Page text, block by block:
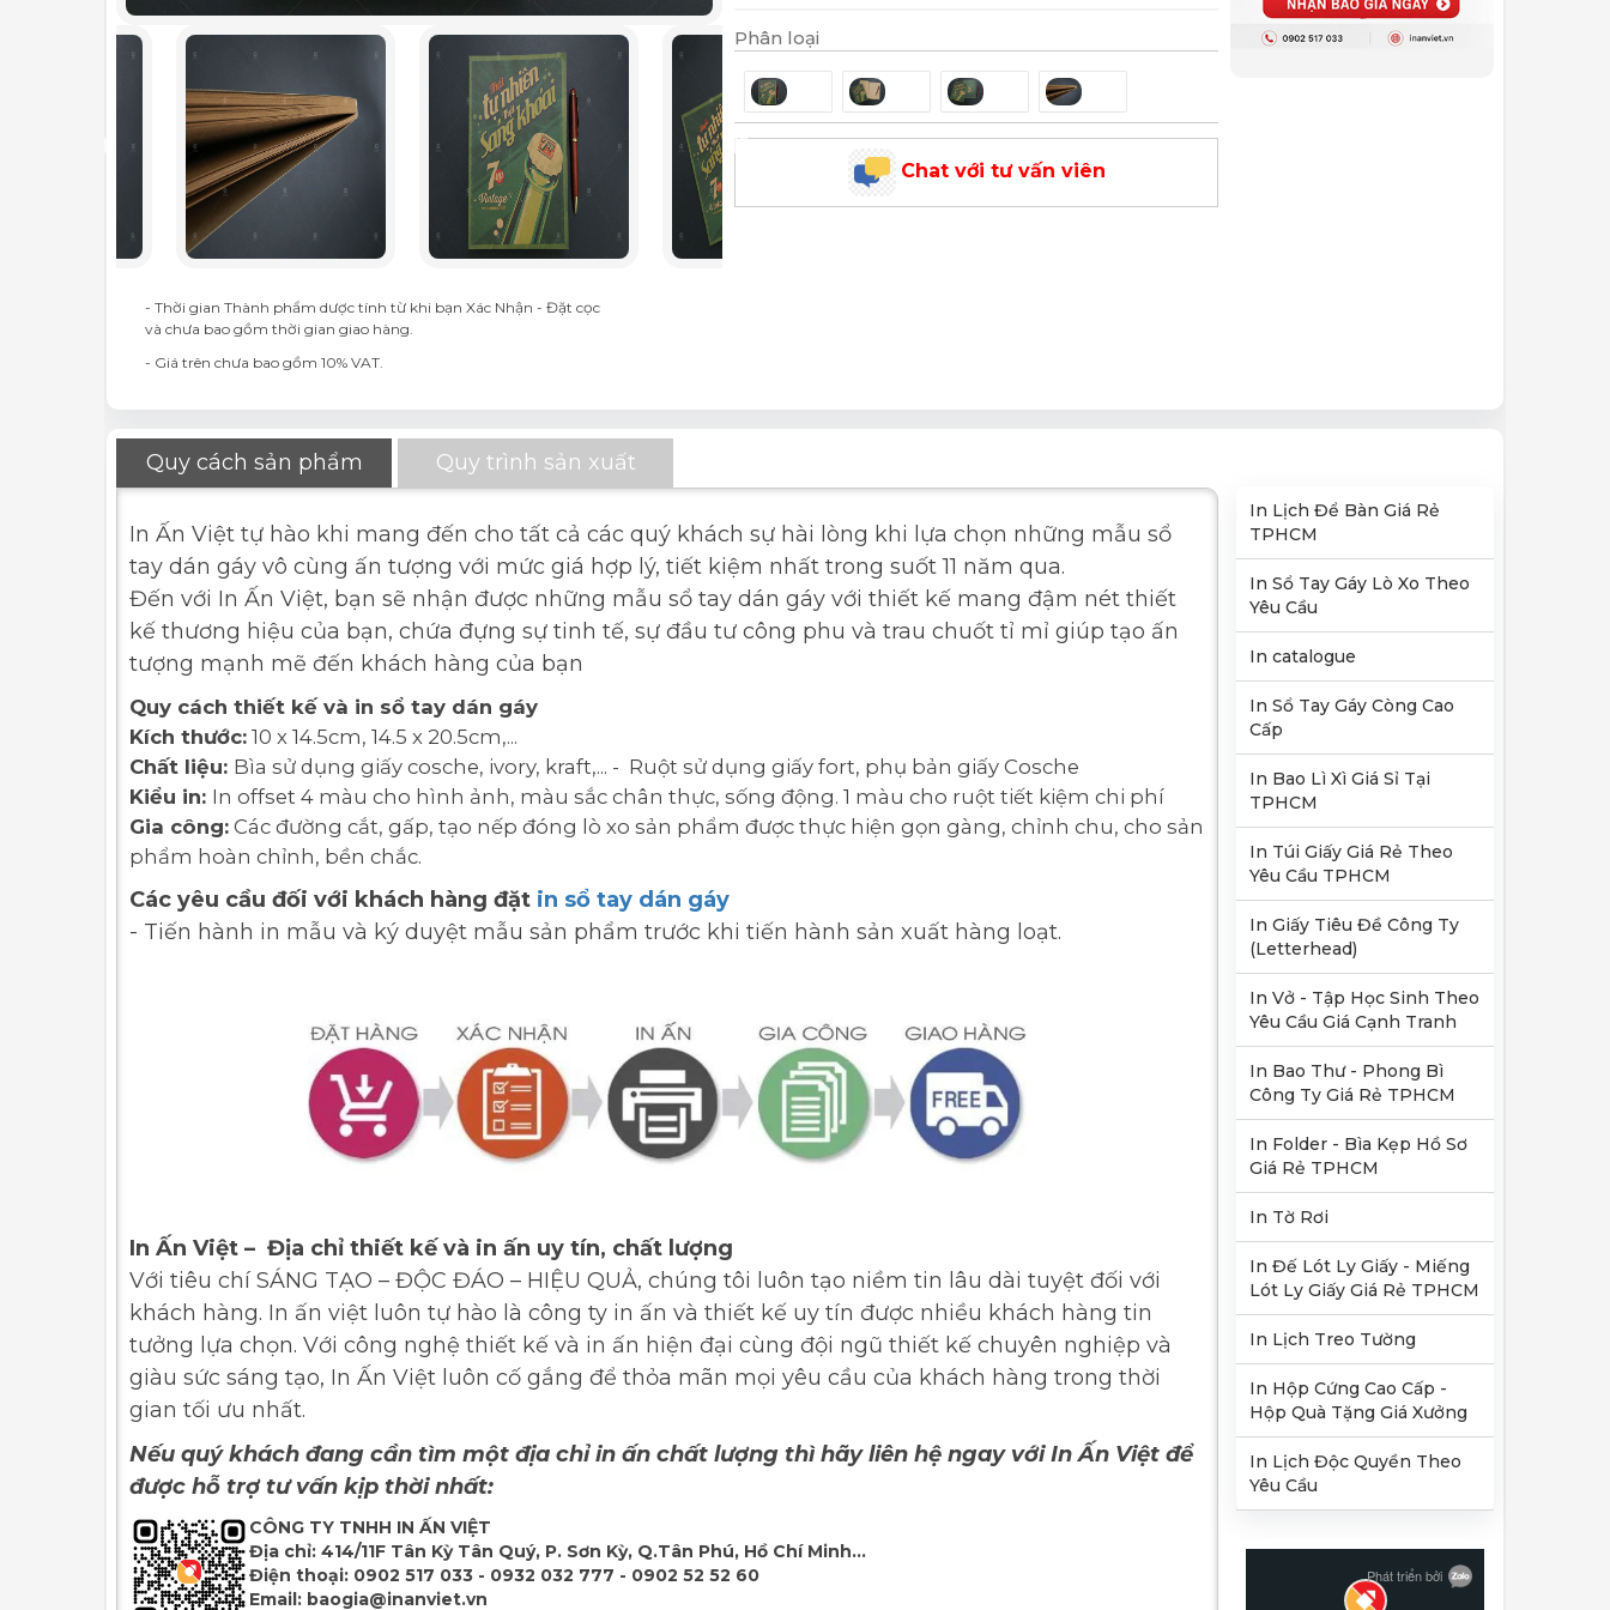
- Thời gian Thành phẩm dược tính từ khi bạn Xác Nhận - Đặt cọc
và chưa bao gồm thời gian giao hàng.
- Giá trên chưa bao gồm 10% VAT.
Phân loại
Chat với tư vấn viên
Quy cách sản phẩm Quy trình sản xuất
In Ấn Việt tự hào khi mang đến cho tất cả các quý khách sự hài lòng khi lựa chọn những mẫu sổ
tay dán gáy vô cùng ấn tượng với mức giá hợp lý, tiết kiệm nhất trong suốt 11 năm qua.
Đến với In Ấn Việt, bạn sẽ nhận được những mẫu sổ tay dán gáy với thiết kế mang đậm nét thiết
kế thương hiệu của bạn, chứa đựng sự tinh tế, sự đầu tư công phu và trau chuốt tỉ mỉ giúp tạo ấn
tượng mạnh mẽ đến khách hàng của bạn
Quy cách thiết kế và in sổ tay dán gáy
Kích thước: 10 x 14.5cm, 14.5 x 20.5cm,...
Chất liệu: Bìa sử dụng giấy cosche, ivory, kraft,... - Ruột sử dụng giấy fort, phụ bản giấy Cosche
Kiểu in: In offset 4 màu cho hình ảnh, màu sắc chân thực, sống động. 1 màu cho ruột tiết kiệm chi phí
Gia công: Các đường cắt, gấp, tạo nếp đóng lò xo sản phẩm được thực hiện gọn gàng, chỉnh chu, cho sản
phẩm hoàn chỉnh, bền chắc.
Các yêu cầu đối với khách hàng đặt in sổ tay dán gáy
- Tiến hành in mẫu và ký duyệt mẫu sản phẩm trước khi tiến hành sản xuất hàng loạt.
In Ấn Việt – Địa chỉ thiết kế và in ấn uy tín, chất lượng
Với tiêu chí SÁNG TẠO – ĐỘC ĐÁO – HIỆU QUẢ, chúng tôi luôn tạo niềm tin lâu dài tuyệt đối với
khách hàng. In ấn việt luôn tự hào là công ty in ấn và thiết kế uy tín được nhiều khách hàng tin
tưởng lựa chọn. Với công nghệ thiết kế và in ấn hiện đại cùng đội ngũ thiết kế chuyên nghiệp và
giàu sức sáng tạo, In Ấn Việt luôn cố gắng để thỏa mãn mọi yêu cầu của khách hàng trong thời
gian tối ưu nhất.
Nếu quý khách đang cần tìm một địa chỉ in ấn chất lượng thì hãy liên hệ ngay với In Ấn Việt để
được hỗ trợ tư vấn kịp thời nhất:
CÔNG TY TNHH IN ẤN VIỆT
Địa chỉ: 414/11F Tân Kỳ Tân Quý, P. Sơn Kỳ, Q.Tân Phú, Hồ Chí Minh...
Điện thoại: 0902 517 033 - 0932 032 777 - 0902 52 52 60
Email: baogia@inanviet.vn
In Lịch Để Bàn Giá Rẻ
TPHCM
In Sổ Tay Gáy Lò Xo Theo
Yêu Cầu
In catalogue
In Sổ Tay Gáy Còng Cao
Cấp
In Bao Lì Xì Giá Sỉ Tại
TPHCM
In Túi Giấy Giá Rẻ Theo
Yêu Cầu TPHCM
In Giấy Tiêu Đề Công Ty
(Letterhead)
In Vở - Tập Học Sinh Theo
Yêu Cầu Giá Cạnh Tranh
In Bao Thư - Phong Bì
Công Ty Giá Rẻ TPHCM
In Folder - Bìa Kẹp Hồ Sơ
Giá Rẻ TPHCM
In Tờ Rơi
In Đế Lót Ly Giấy - Miếng
Lót Ly Giấy Giá Rẻ TPHCM
In Lịch Treo Tường
In Hộp Cứng Cao Cấp -
Hộp Quà Tặng Giá Xưởng
In Lịch Độc Quyền Theo
Yêu Cầu